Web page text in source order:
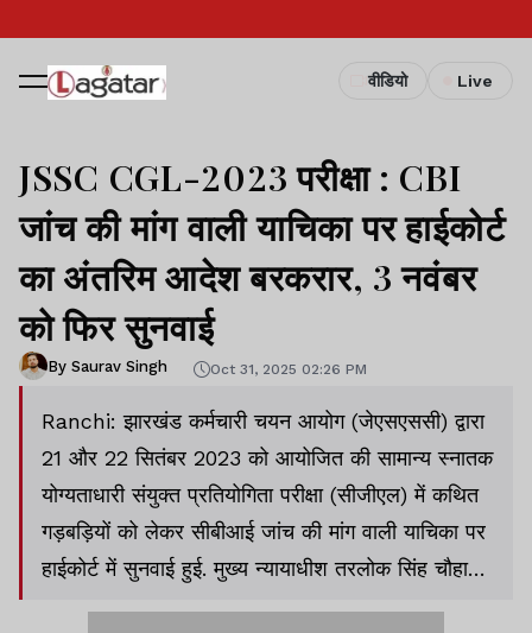
वीडियो Live
JSSC CGL-2023 परीक्षा : CBI
जांच की मांग वाली याचिका पर हाईकोर्ट
का अंतरिम आदेश बरकरार, 3 नवंबर
को फिर सुनवाई
By Saurav Singh Oct 31, 2025 02:26 PM
Ranchi: झारखंड कर्मचारी चयन आयोग (जेएसएससी) द्वारा
21 और 22 सितंबर 2023 को आयोजित की सामान्य स्नातक
योग्यताधारी संयुक्त प्रतियोगिता परीक्षा (सीजीएल) में कथित
गड़बड़ियों को लेकर सीबीआई जांच की मांग वाली याचिका पर
हाईकोर्ट में सुनवाई हुई. मुख्य न्यायाधीश तरलोक सिंह चौहान